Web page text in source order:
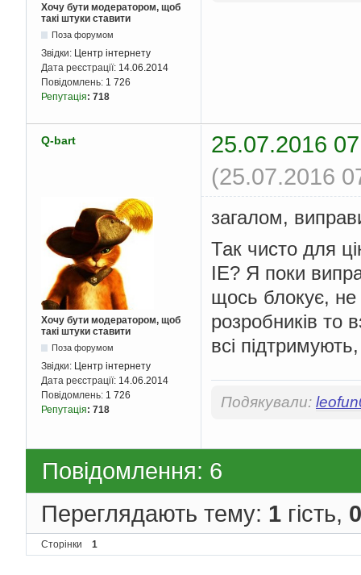
Хочу бути модератором, щоб
такі штуки ставити
Поза форумом
Звідки: Центр інтернету
Дата реєстрації: 14.06.2014
Повідомлень: 1 726
Репутація: 718
Q-bart
25.07.2016
(25.07.2016
Хочу бути модератором, щоб
такі штуки ставити
Поза форумом
Звідки: Центр інтернету
Дата реєстрації: 14.06.2014
Повідомлень: 1 726
Репутація: 718
загалом,
Так чисто для
IE? Я поки
щось блокує,
розробників то
всі
Подякували:
Повідомлення: 6
Переглядають тему: 1 гість, 0
Сторінки 1